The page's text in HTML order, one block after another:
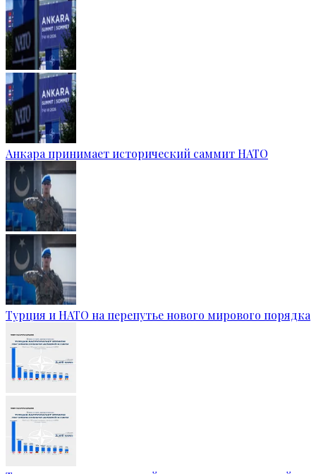
Анкара принимает исторический саммит НАТО
Турция и НАТО на перепутье нового мирового порядка